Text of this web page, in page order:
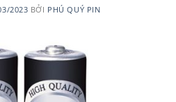
2023 BỞI PHÚ QUÝ PIN